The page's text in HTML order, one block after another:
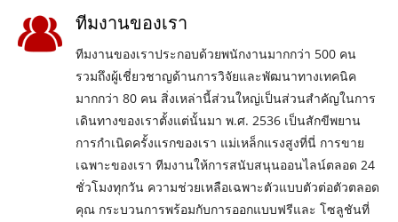
ทีมงานของเรา
ทีมงานของเราประกอบด้วยพนักงานมากกว่า 500 คน
รวมถึงผู้เชี่ยวชาญด้านการวิจัยและพัฒนาทางเทคนิค
มากกว่า 80 คน สิ่งเหล่านี้ส่วนใหญ่เป็นส่วนสำคัญในการ
เดินทางของเราตั้งแต่นั้นมา พ.ศ. 2536 เป็นสักขีพยาน
การกำเนิดครั้งแรกของเรา แม่เหล็กแรงสูงที่นี่ การขาย
เฉพาะของเรา ทีมงานให้การสนับสนุนออนไลน์ตลอด 24
ชั่วโมงทุกวัน ความช่วยเหลือเฉพาะตัวแบบตัวต่อตัวตลอด
คุณ กระบวนการพร้อมกับการออกแบบฟรีและ โซลูชันที่